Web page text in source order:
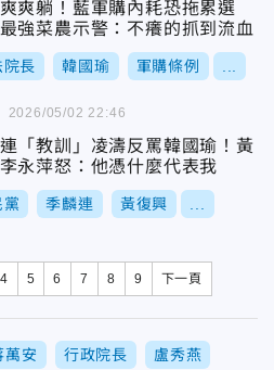
爽躺！藍軍購內耗恐拖累選
強菜農示警：不癢的抓到流血
院長 韓國瑜 軍購條例
「教訓」凌濤反罵韓國瑜！黃
永萍怒：他憑什麼代表我
黨 季麟連 黃復興
2026/05/02 22:46
4 5 6 7 8 9 下一頁
萬安 行政院長 盧秀燕